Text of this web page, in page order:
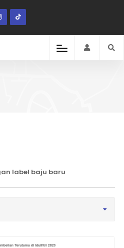
label baju baru